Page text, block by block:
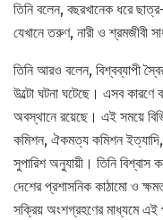
তিনি বলেন, বছরখানেক ধরে
যেখানে তরুণ, নারী ও শ্রমজীবী
তিনি আরও বলেন, বিশ্বব্যাপী
উল্টো ঘটনা ঘটেছে। এসব কারণে
অবস্থানে রয়েছে। এই সময়ে
কমিশন, ঐকমত্য কমিশন
সুপারিশ অনুযায়ী। তিনি
দেশের প্রশাসনিক কাঠামো ও
সক্রিয় অংশগ্রহণের মাধ্যমে